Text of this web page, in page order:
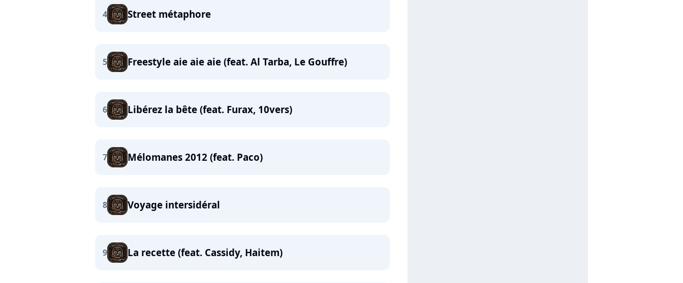
4 Street métaphore
5 Freestyle aie aie aie (feat. Al Tarba, Le Gouffre)
6 Libérez la bête (feat. Furax, 10vers)
7 Mélomanes 2012 (feat. Paco)
8 Voyage intersidéral
9 La recette (feat. Cassidy, Haitem)